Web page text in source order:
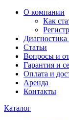
О компании
Как
Диагностика
Статьи
Вопросы и
Гарантия и
Оплата и
Аренда
Контакты
Каталог